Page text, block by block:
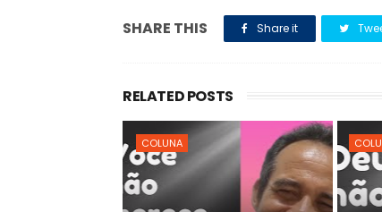
SHARE THIS Share it
RELATED POSTS
COLUNA